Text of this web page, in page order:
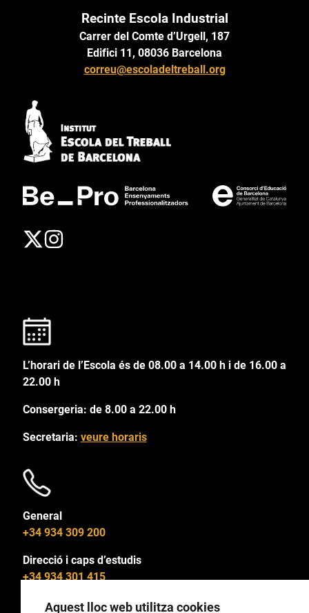
Recinte Escola Industrial
Carrer del Comte d’Urgell, 187
Edifici 11, 08036 Barcelona
correu@escoladeltreball.org
L’horari de l’Escola és de 08.00 a 14.00 h i de 16.00 a
22.00 h
Consergeria: de 8.00 a 22.00 h
Secretaria: veure horaris
General
+34 934 309 200
Direcció i caps d’estudis
+34 934 301 415
Aquest lloc web utilitza cookies